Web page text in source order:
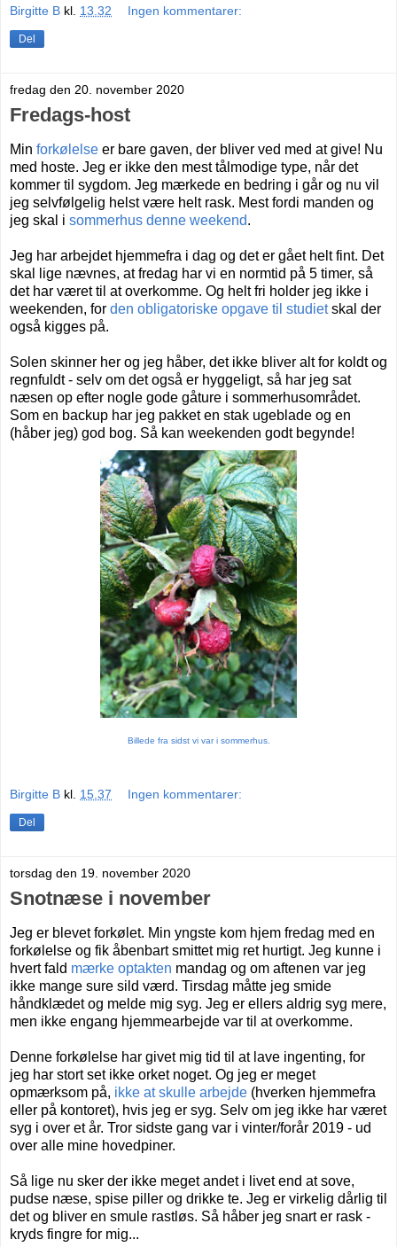
Birgitte B kl. 13.32 Ingen kommentarer:
Del
fredag den 20. november 2020
Fredags-host
Min forkølelse er bare gaven, der bliver ved med at give! Nu
med hoste. Jeg er ikke den mest tålmodige type, når det
kommer til sygdom. Jeg mærkede en bedring i går og nu vil
jeg selvfølgelig helst være helt rask. Mest fordi manden og
jeg skal i sommerhus denne weekend.
Jeg har arbejdet hjemmefra i dag og det er gået helt fint. Det
skal lige nævnes, at fredag har vi en normtid på 5 timer, så
det har været til at overkomme. Og helt fri holder jeg ikke i
weekenden, for den obligatoriske opgave til studietskal der
også kigges på.
Solen skinner her og jeg håber, det ikke bliver alt for koldt og
regnfuldt - selv om det også er hyggeligt, så har jeg sat
næsen op efter nogle gode gåture i sommerhusområdet.
Som en backup har jeg pakket en stak ugeblade og en
(håber jeg) god bog. Så kan weekenden godt begynde!
Billede fra sidst vi var i sommerhus.
Birgitte B kl. 15.37 Ingen kommentarer:
Del
torsdag den 19. november 2020
Snotnæse i november
Jeg er blevet forkølet. Min yngste kom hjem fredag med en
forkølelse og fik åbenbart smittet mig ret hurtigt. Jeg kunne i
hvert fald mærke optakten mandag og om aftenen var jeg
ikke mange sure sild værd. Tirsdag måtte jeg smide
håndklædet og melde mig syg. Jeg er ellers aldrig syg mere,
men ikke engang hjemmearbejde var til at overkomme.
Denne forkølelse har givet mig tid til at lave ingenting, for
jeg har stort set ikke orket noget. Og jeg er meget
opmærksom på, ikke at skulle arbejde (hverken hjemmefra
eller på kontoret), hvis jeg er syg. Selv om jeg ikke har været
syg i over et år. Tror sidste gang var i vinter/forår 2019 - ud
over alle mine hovedpiner.
Så lige nu sker der ikke meget andet i livet end at sove,
pudse næse, spise piller og drikke te. Jeg er virkelig dårlig til
det og bliver en smule rastløs. Så håber jeg snart er rask -
kryds fingre for mig...